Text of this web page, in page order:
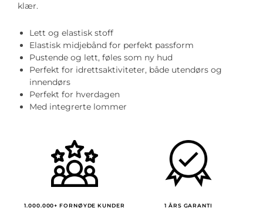
klær.
Lett og elastisk stoff
Elastisk midjebånd for perfekt passform
Pustende og lett, føles som ny hud
Perfekt for idrettsaktiviteter, både utendørs og
innendørs
Perfekt for hverdagen
Med integrerte lommer
1.000.000+ FORNØYDE KUNDER 1 ÅRS GARANTI